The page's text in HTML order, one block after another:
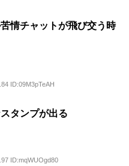
情チャットが飛び交う時
ID:09M3pTeAH
タンプが出る
ID:mqWUOgd80